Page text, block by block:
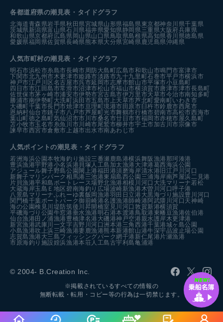
各都道府県の潮見表 ・タイドグラフ
北海道青森県岩手県秋田県宮城県山形県福島県東京都神奈川県千葉県
茨城県新潟県富山県石川県福井県愛知県静岡県三重県大阪府兵庫県
和歌山県京都府広島県 岡山県山口県鳥取県島根県高知県香川県徳島県
愛媛県福岡県佐賀県長崎県熊本県大分県宮崎県鹿児島県沖縄県
人気市町村の潮見表・タイドグラフ
明石市浜松市糸島市長崎市周防大島町広島市和歌山市鳴門市富津市
下関市北九州市木更津市姫路市淡路市九十九里町石巻市平戸市横浜市
神戸市江戸川区 名古屋市呉市延岡市志摩市館山市平塚市小豆島町
四日市市江田島市常滑市沼津市松山市福山市横須賀市唐津市津市長島町
佐世保市茅ヶ崎市浦安市伊勢市宮古島市伊万里市天草市今治市南知多町
勝浦市南伊勢町大洗町浜田市五島市 上天草市芦北町愛南町いわき市
大磯町千葉市長門市焼津市亘理町境港市 田原市 臼杵市鈴鹿市西尾市
恩納村仙台市銚子市八戸市芦屋町光市舞鶴市行橋市碧南市高松市西海市
葉山町徳之島町気仙沼市市川市桑名市廿日市市福岡市赤穂市屋久島町
苫小牧市玉名市糸魚川市川崎市尾鷲市柳井市宇土市加古川市宗像市
諫早市西宮市倉敷市 上越市出水市南あわじ市
人気ポイントの潮見表・タイドグラフ
若洲海浜公園本牧海釣り施設三番瀬 鹿島港横浜舞阪漁港 那珂湊港
豊浜漁港宇野港小名浜港 貝塚人工島 加太漁港 大津港葛西海浜公園
アジュール舞子野島公園 閖上港福田港須磨海岸清水港 旧江戸川河口
新舞子マリンパーク 相馬港 三池港東扇島西公園 三浦海岸南芦屋浜二見港
片貝漁港平和島ボートレース場野北漁港相模川河口 大洗マリーナ若松
大蔵海岸玉島Ｅ地区 碧南海釣り広場波崎新漁港木曽川河口 呼子港
八景島マリーナふれーゆ裏飯岡漁港羽田 日立港 大黒海づり施設豊川河口
関門橋千葉ポートパーク御前崎港名護漁港師崎港 阿武隈川河口 天神崎
海の公園検見川堤防筑後川昇開橋室見川河口敦賀新港横須賀
平磯海づり公園 牛窓港垂水漁港 明石港本渡港鳥取港 東幡豆漁港佐伯港
仙台漁港 田ノ浦漁港 豊橋津名港 大磯港神戸空港親水護岸木更津港
新宮漁港武庫川一文字吉野川河口洲本港 三角西港千葉港城ヶ島公園
小島漁港吹上浜三崎漁港妻鹿漁港熊本新港館山港牛深宇品波止場公園
志賀島漁港 大三島フィッシングパーク網干港 新仁尾港 片瀬漁港
市原海釣り施設姪浜漁港本荘人工島古宇利島亀浦港
© 2004- B.Creation Inc.
※掲載されているすべての情報の
無断転載・転用・コピー等の行為は一切禁じます。